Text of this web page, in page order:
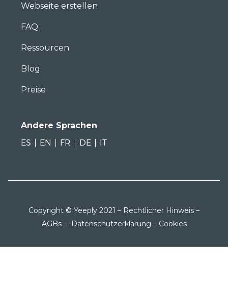
Webseite erstellen
FAQ
Ressourcen
Blog
Preise
Andere Sprachen
ES
EN FR DE IT
Copyright © Yeeply 2021 – Rechtlicher Hinweis –
AGBs– Datenschutzerklärung – Cookies